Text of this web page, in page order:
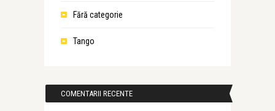
Fără categorie
Tango
COMENTARII RECENTE